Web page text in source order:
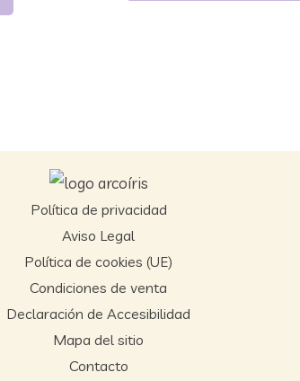
Política de privacidad
Aviso Legal
Política de cookies (UE)
Condiciones de venta
Declaración de Accesibilidad
Mapa del sitio
Contacto